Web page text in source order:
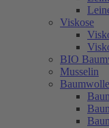
Viskose
BIO
Musselin